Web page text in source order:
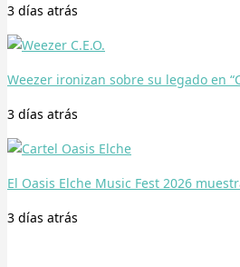
3 días atrás
Weezer ironizan sobre su legado en
3 días atrás
El Oasis Elche Music Fest 2026
3 días atrás